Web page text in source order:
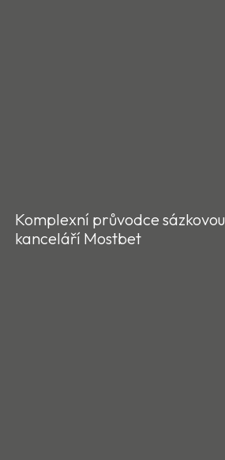
Komplexní průvodce sázkovou
kanceláří Mostbet